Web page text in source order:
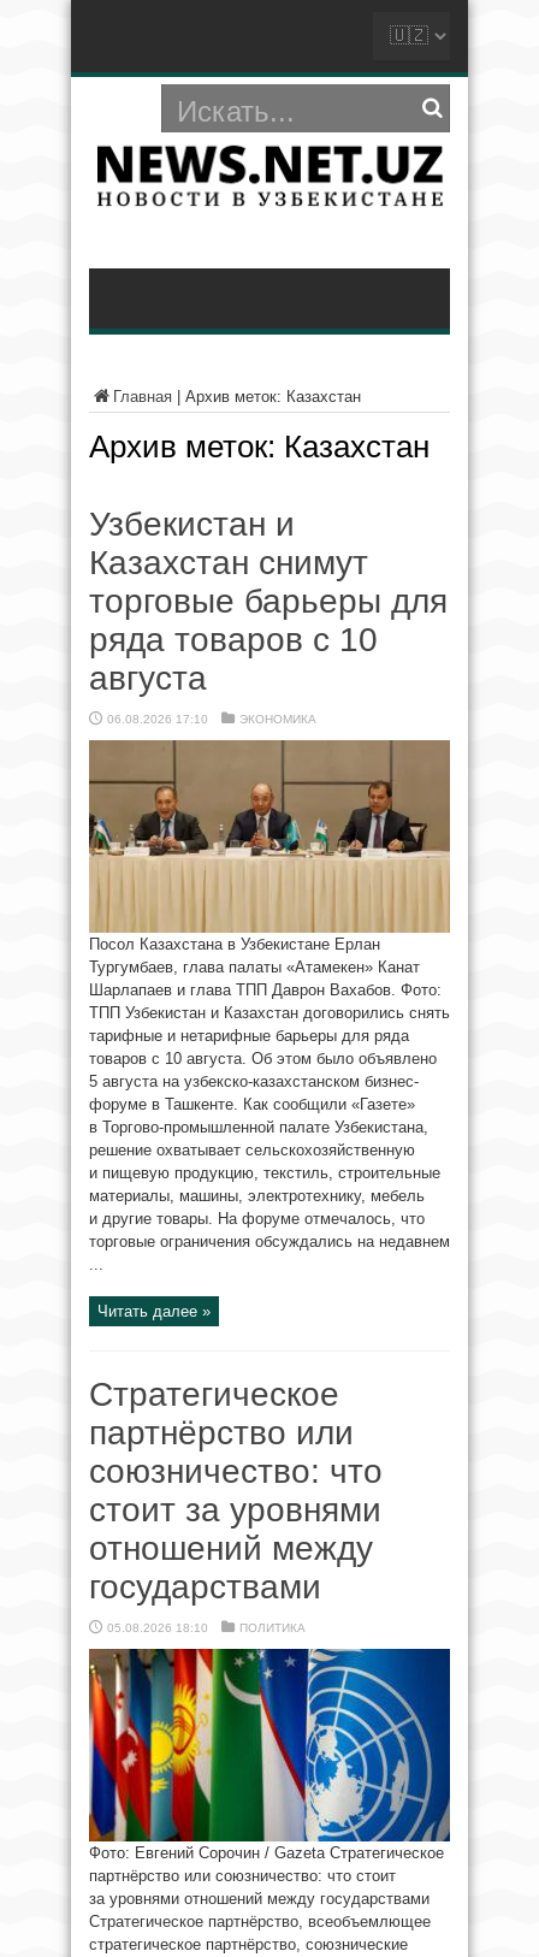
Главная Архив меток: Казахстан
Архив меток: Казахстан
Узбекистан и
Казахстан снимут
торговые барьеры для
ряда товаров с 10
августа
06.08.2026 17:10 ЭКОНОМИКА
Посол Казахстана в Узбекистане Ерлан
Тургумбаев, глава палаты «Атамекен» Канат
Шарлапаев и глава ТПП Даврон Вахабов. Фото:
ТПП Узбекистан и Казахстан договорились снять
тарифные и нетарифные барьеры для ряда
товаров с 10 августа. Об этом было объявлено
5 августа на узбекско-казахстанском бизнес-
форуме в Ташкенте. Как сообщили «Газете»
в Торгово-промышленной палате Узбекистана,
решение охватывает сельскохозяйственную
и пищевую продукцию, текстиль, строительные
материалы, машины, электротехнику, мебель
и другие товары. На форуме отмечалось, что
торговые ограничения обсуждались на недавнем
...
Читать далее »
Стратегическое
партнёрство или
союзничество: что
стоит за уровнями
отношений между
государствами
05.08.2026 18:10 ПОЛИТИКА
Фото: Евгений Сорочин / Gazeta Стратегическое
партнёрство или союзничество: что стоит
за уровнями отношений между государствами
Стратегическое партнёрство, всеобъемлющее
стратегическое партнёрство, союзнические